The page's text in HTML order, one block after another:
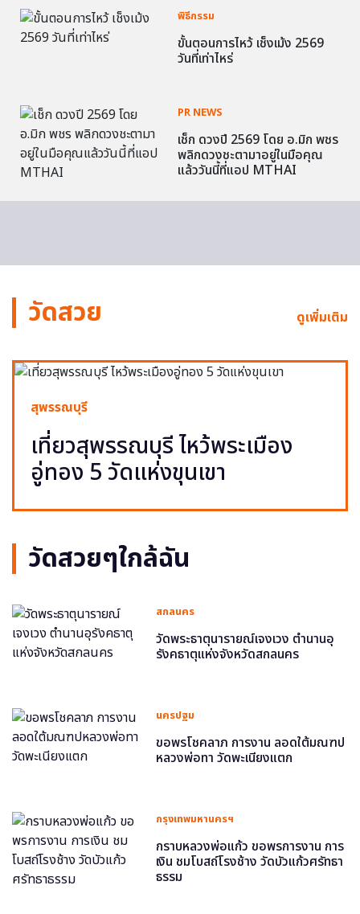
พิธีกรรม
ขั้นตอนการไหว้ เช็งเม้ง 2569
วันที่เท่าไหร่
PR NEWS
เช็ก ดวงปี 2569 โดย อ.มิก พชร
พลิกดวงชะตามาอยู่ในมือคุณ
แล้ววันนี้ที่แอป MTHAI
วัดสวย ดูเพิ่มเติม
สุพรรณบุรี
เที่ยวสุพรรณบุรี ไหว้พระเมือง
อู่ทอง 5 วัดแห่งขุนเขา
วัดสวยๆใกล้ฉัน
สกลนคร
วัดพระธาตุนารายณ์เจงเวง ตำนานอุ
รังคธาตุแห่งจังหวัดสกลนคร
นครปฐม
ขอพรโชคลาภ การงาน ลอดใต้มณฑป
หลวงพ่อทา วัดพะเนียงแตก
กรุงเทพมหานครฯ
กราบหลวงพ่อแก้ว ขอพรการงาน การ
เงิน ชมโบสถ์โรงช้าง วัดบัวแก้วศรัทธา
ธรรม